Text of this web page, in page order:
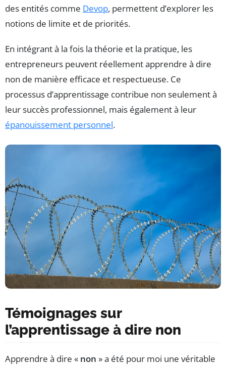
des entités comme Devop, permettent d’explorer les
notions de limite et de priorités.
En intégrant à la fois la théorie et la pratique, les
entrepreneurs peuvent réellement apprendre à dire
non de manière efficace et respectueuse. Ce
processus d’apprentissage contribue non seulement à
leur succès professionnel, mais également à leur
épanouissement personnel.
Témoignages sur
l’apprentissage à dire non
Apprendre à dire « non » a été pour moi une véritable